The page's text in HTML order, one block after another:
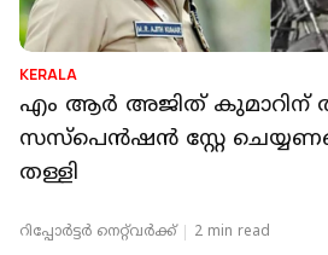
KERALA
എം ആർ അജിത് കുമാറിന്
സസ്‌പെൻഷൻ സ്റ്റേ
തള്ളി
റിപ്പോർട്ടർ നെറ്റ്‌വര്‍ക്ക്‌ 2 min read